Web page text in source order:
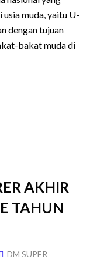
muda, yaitu U-
dengan tujuan
bakat muda di
AKHIR
TAHUN
DM SUPER